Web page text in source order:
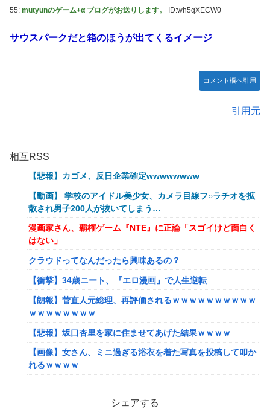
55: mutyunのゲーム+α ブログがお送りします。 ID:wh5qXECW0
サウスパークだと箱のほうが出てくるイメージ
コメント欄へ引用
引用元
相互RSS
【悲報】カゴメ、反日企業確定wwwwwwww
【動画】 学校のアイドル美少女、カメラ目線フ○ラチオを拡
散され男子200人が抜いてしまう…
漫画家さん、覇権ゲーム『NTE』に正論「スゴイけど面白く
はない」
クラウドってなんだったら興味あるの？
【衝撃】34歳ニート、『エロ漫画』で人生逆転
【朗報】菅直人元総理、再評価されるｗｗｗｗｗｗｗｗｗｗ
ｗｗｗｗｗｗｗｗ
【悲報】坂口杏里を家に住ませてあげた結果ｗｗｗｗ
【画像】女さん、ミニ過ぎる浴衣を着た写真を投稿して叩か
れるｗｗｗｗ
ュースで見たわ」→結果wwwwwwww
シェアする